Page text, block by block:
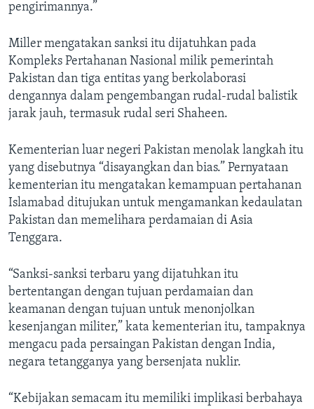
pengirimannya.”
Miller mengatakan sanksi itu dijatuhkan pada
Kompleks Pertahanan Nasional milik pemerintah
Pakistan dan tiga entitas yang berkolaborasi
dengannya dalam pengembangan rudal-rudal balistik
jarak jauh, termasuk rudal seri Shaheen.
Kementerian luar negeri Pakistan menolak langkah itu
yang disebutnya “disayangkan dan bias.” Pernyataan
kementerian itu mengatakan kemampuan pertahanan
Islamabad ditujukan untuk mengamankan kedaulatan
Pakistan dan memelihara perdamaian di Asia
Tenggara.
“Sanksi-sanksi terbaru yang dijatuhkan itu
bertentangan dengan tujuan perdamaian dan
keamanan dengan tujuan untuk menonjolkan
kesenjangan militer,” kata kementerian itu, tampaknya
mengacu pada persaingan Pakistan dengan India,
negara tetangganya yang bersenjata nuklir.
“Kebijakan semacam itu memiliki implikasi berbahaya